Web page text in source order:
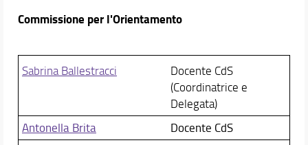
Commissione per l'Orientamento
Sabrina Ballestracci
Docente CdS
(Coordinatrice e
Delegata)
Antonella Brita
Docente CdS